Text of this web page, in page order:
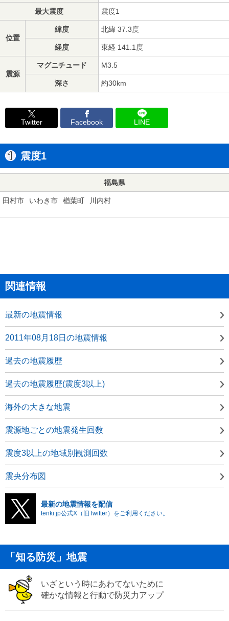
最大震度 震度1
位置
緯度 北緯 37.3度
経度 東経 141.1度
震源
マグニチュード M3.5
深さ 約30km
Twitter Facebook LINE
震度1
福島県
田村市 いわき市 楢葉町 川内村
関連情報
最新の地震情報
2011年08月18日の地震情報
過去の地震履歴
過去の地震履歴(震度3以上)
海外の大きな地震
震源地ごとの地震発生回数
震度3以上の地域別観測回数
震央分布図
最新の地震情報を配信
tenki.jp公式X（旧Twitter）をご利用ください。
「知る防災」地震
いざという時にあわてないために
確かな情報と行動で防災力アップ